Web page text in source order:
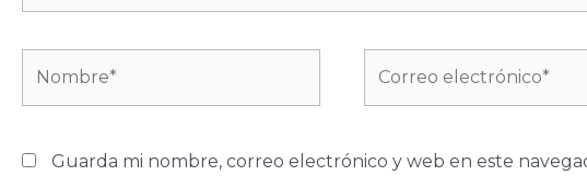
Guarda mi nombre, correo electrónico y web en este